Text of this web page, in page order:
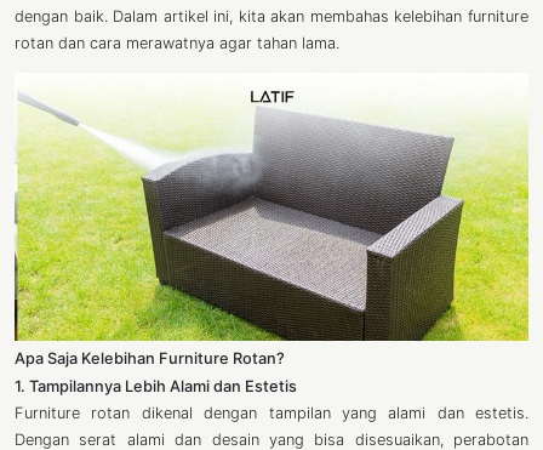
dengan baik. Dalam artikel ini, kita akan membahas kelebihan furniture
rotan dan cara merawatnya agar tahan lama.
Apa Saja Kelebihan Furniture Rotan?
1. Tampilannya Lebih Alami dan Estetis
Furniture rotan dikenal dengan tampilan yang alami dan estetis.
Dengan serat alami dan desain yang bisa disesuaikan, perabotan